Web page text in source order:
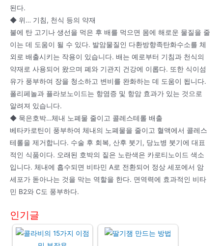
된다.
◆ 위… 기침, 천식 등의 약재
불에 탄 고기나 생선을 먹은 후 배를 먹으면 몸에 해로운 물질을 줄
이는 데 도움이 될 수 있다. 발암물질인 다환방향족탄화수소를 체
외로 배출시키는 작용이 있습니다. 배는 예로부터 기침과 천식의
약재로 사용되어 왔으며 폐와 기관지 건강에 이롭다. 또한 식이섬
유가 풍부하여 장을 청소하고 변비를 완화하는 데 도움이 됩니다.
폴리페놀과 플라보노이드는 항염증 및 항암 효과가 있는 것으로
알려져 있습니다.
◆ 묵은호박…체내 노폐물 줄이고 콜레스테롤 배출
베타카로틴이 풍부하여 체내의 노폐물을 줄이고 혈액에서 콜레스
테롤을 제거합니다. 수술 후 회복, 산후 붓기, 당뇨병 붓기에 대표
적인 식품이다. 오래된 호박의 짙은 노란색은 카로티노이드 색소
입니다. 체내에 흡수되면 비타민 A로 전환되어 정상 세포에서 암
세포가 돋아나는 것을 막는 역할을 한다. 면역력에 효과적인 비타
민 B2와 C도 풍부하다.
인기글